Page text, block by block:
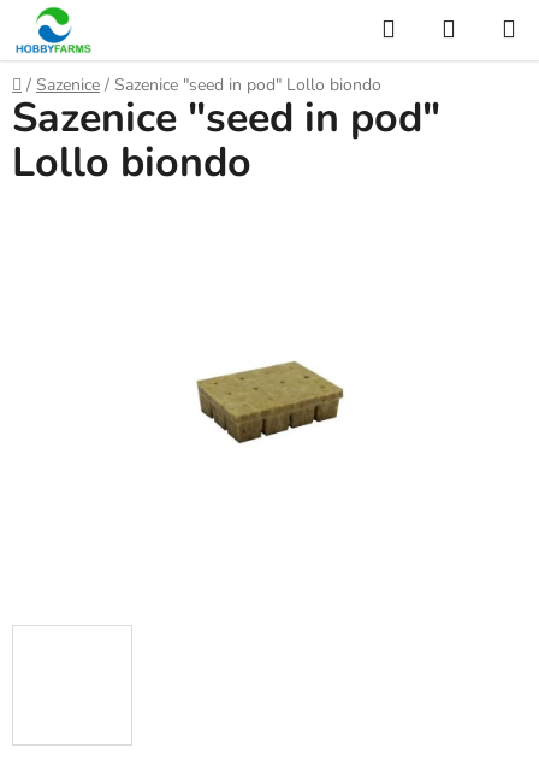
Přejít
na
obsah
Hledat
KOŠÍK
Domů
/ Sazenice / Sazenice "seed in pod" Lollo biondo
Sazenice "seed in pod"
Lollo biondo